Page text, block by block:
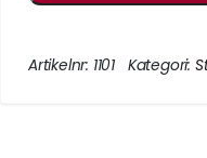
Artikelnr: 1101 Kategori: